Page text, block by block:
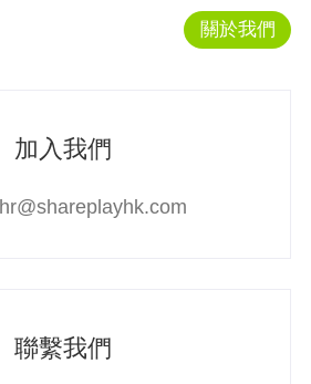
關於我們
加入我們
hr@shareplayhk.com
聯繫我們